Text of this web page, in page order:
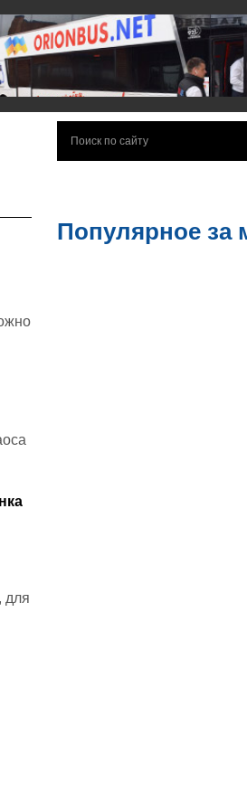
для
Популярное за